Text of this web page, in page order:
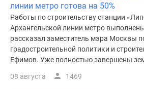
лесу
Коттеджные
поселки
водоема
Коттеджные
линии метро готова на 50%
Работы по строительству станции
Архангельской линии метро
рассказал заместитель мэра Москвы
градостроительной политики и
Ефимов. Уже полностью завершены
08 августа 1469